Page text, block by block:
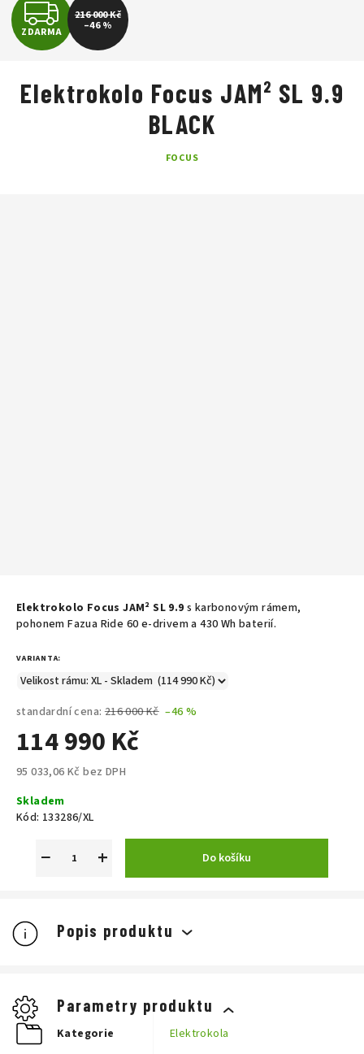
Elektrokolo Focus JAM² SL 9.9 s karbonovým rámem,
pohonem Fazua Ride 60 e-drivem a 430 Wh baterií.
VARIANTA:
standardní cena: 216 000 Kč –46 %
114 990 Kč
95 033,06 Kč bez DPH
cena:
Skladem
Kód: 133286/XL
+
− Do košíku
Popis produktu
Parametry produktu
Kategorie Elektrokola
Elektrokolo Focus JAM² SL 9.9
BLACK
FOCUS
Z
D
A
R
ZDARMA
216 000 Kč
–46 %